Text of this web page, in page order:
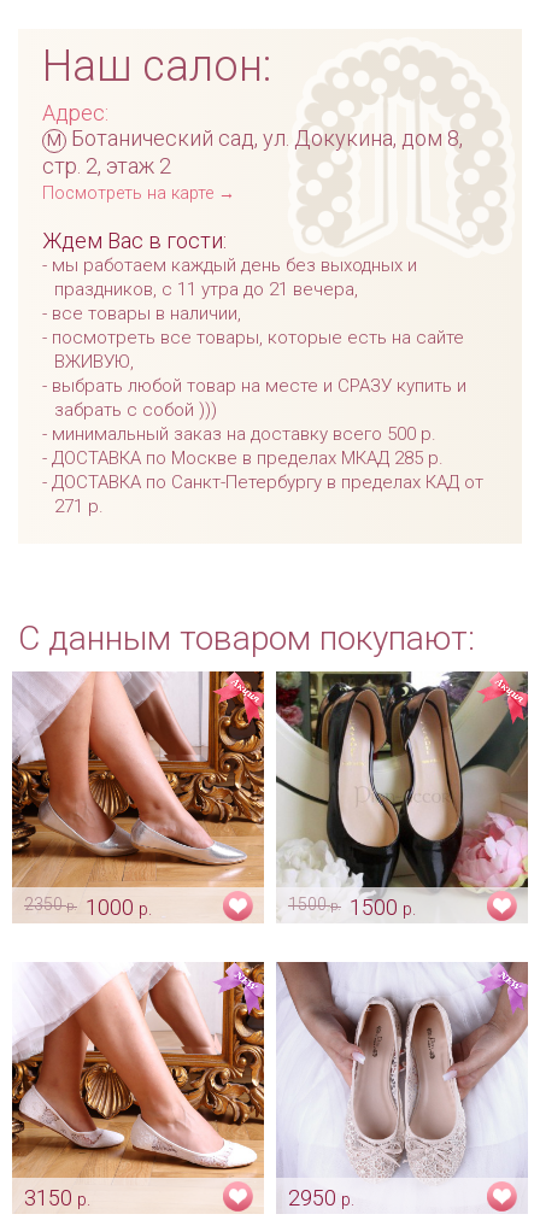
Наш салон:
Адрес:
м Ботанический сад, ул. Докукина, дом 8,
стр. 2, этаж 2
Посмотреть на карте →
Ждем Вас в гости:
мы работаем каждый день без выходных и
праздников, с 11 утра до 21 вечера,
все товары в наличии,
посмотреть все товары, которые есть на сайте
ВЖИВУЮ,
выбрать любой товар на месте и СРАЗУ купить и
забрать с собой )))
минимальный заказ на доставку всего 500 р.
ДОСТАВКА по Москве в пределах МКАД 285 р.
ДОСТАВКА по Санкт-Петербургу в пределах КАД от
271 р.
С данным товаром покупают:
2350р. 1000 р.
Арт: obv_0329
1500р. 1500 р.
3150 р.
2950 р.